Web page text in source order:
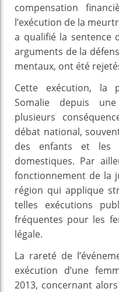
compensation
l’exécution de la
a qualifié la sentence
arguments de la
mentaux, ont été
Cette exécution, la
Somalie depuis
plusieurs
débat national,
des enfants et les
domestiques. Par
fonctionnement de la
région qui applique
telles exécutions
fréquentes pour les
légale.
La rareté de
exécution d’une
2013, concernant